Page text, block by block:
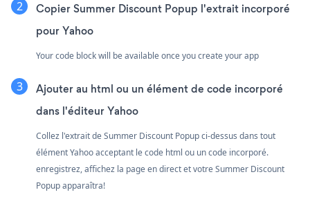
Copier Summer Discount Popup l'extrait incorporé
pour Yahoo
Your code block will be available once you create your app
Ajouter au html ou un élément de code incorporé
dans l'éditeur Yahoo
Collez l'extrait de Summer Discount Popup ci-dessus dans tout
élément Yahoo acceptant le code html ou un code incorporé.
enregistrez, affichez la page en direct et votre Summer Discount
Popup apparaîtra!